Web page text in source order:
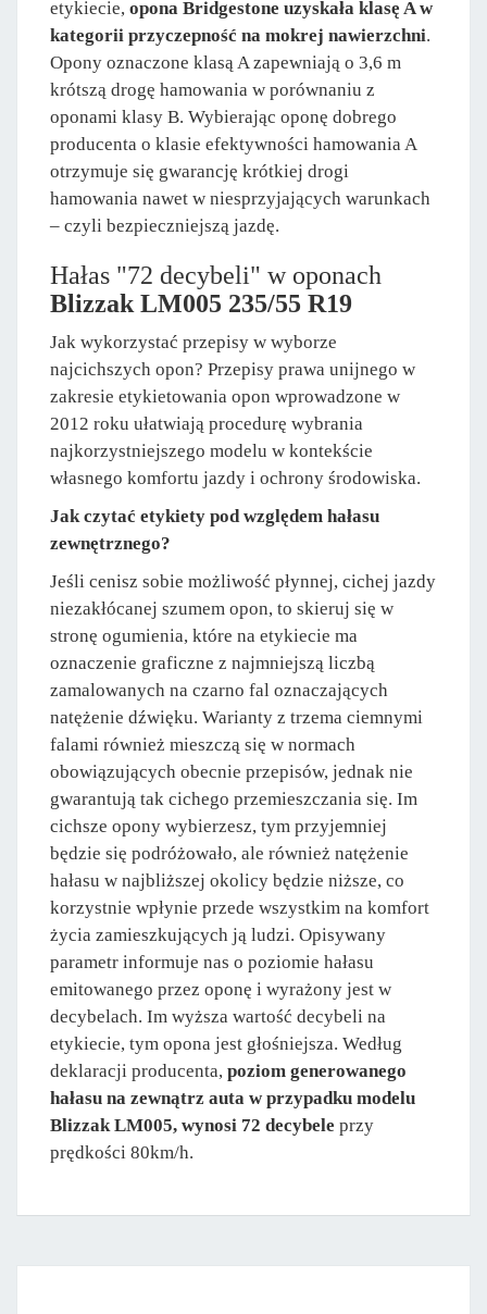
etykiecie, opona Bridgestone uzyskała klasę A w
kategorii przyczepność na mokrej nawierzchni.
Opony oznaczone klasą A zapewniają o 3,6 m
krótszą drogę hamowania w porównaniu z
oponami klasy B. Wybierając oponę dobrego
producenta o klasie efektywności hamowania A
otrzymuje się gwarancję krótkiej drogi
hamowania nawet w niesprzyjających warunkach
– czyli bezpieczniejszą jazdę.
Hałas "72 decybeli" w oponach
Blizzak LM005 235/55 R19
Jak wykorzystać przepisy w wyborze
najcichszych opon? Przepisy prawa unijnego w
zakresie etykietowania opon wprowadzone w
2012 roku ułatwiają procedurę wybrania
najkorzystniejszego modelu w kontekście
własnego komfortu jazdy i ochrony środowiska.
Jak czytać etykiety pod względem hałasu
zewnętrznego?
Jeśli cenisz sobie możliwość płynnej, cichej jazdy
niezakłócanej szumem opon, to skieruj się w
stronę ogumienia, które na etykiecie ma
oznaczenie graficzne z najmniejszą liczbą
zamalowanych na czarno fal oznaczających
natężenie dźwięku. Warianty z trzema ciemnymi
falami również mieszczą się w normach
obowiązujących obecnie przepisów, jednak nie
gwarantują tak cichego przemieszczania się. Im
cichsze opony wybierzesz, tym przyjemniej
będzie się podróżowało, ale również natężenie
hałasu w najbliższej okolicy będzie niższe, co
korzystnie wpłynie przede wszystkim na komfort
życia zamieszkujących ją ludzi. Opisywany
parametr informuje nas o poziomie hałasu
emitowanego przez oponę i wyrażony jest w
decybelach. Im wyższa wartość decybeli na
etykiecie, tym opona jest głośniejsza. Według
deklaracji producenta, poziom generowanego
hałasu na zewnątrz auta w przypadku modelu
Blizzak LM005, wynosi 72 decybele przy
prędkości 80km/h.